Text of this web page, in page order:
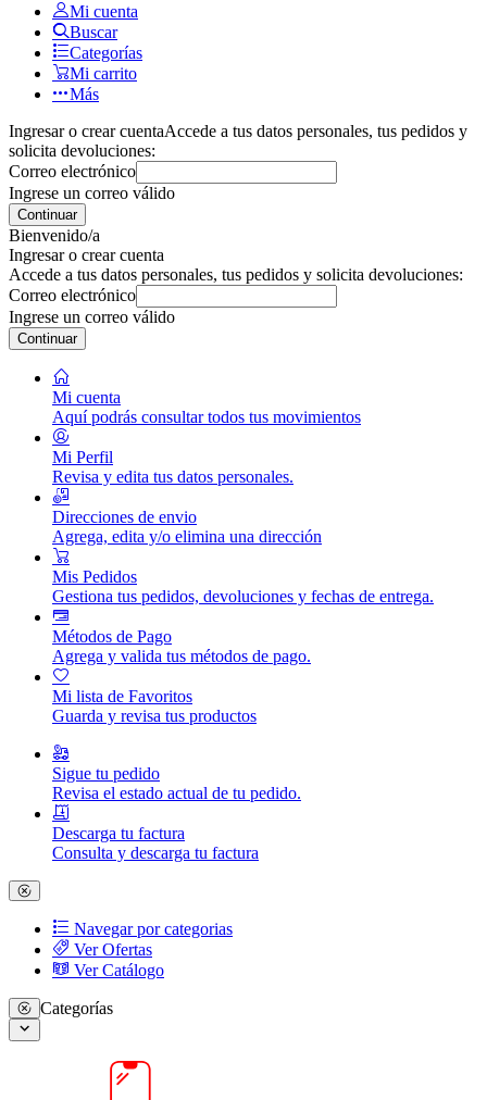
Mi cuenta
Buscar
Categorías
Mi carrito
Más
Ingresar o crear cuentaAccede a tus datos personales, tus pedidos y
solicita devoluciones:
Correo electrónico
Ingrese un correo válido
Continuar
Bienvenido/a
Ingresar o crear cuenta
Accede a tus datos personales, tus pedidos y solicita devoluciones:
Correo electrónico
Ingrese un correo válido
Continuar
Mi cuenta
Aquí podrás consultar todos tus movimientos
Mi Perfil
Revisa y edita tus datos personales.
Direcciones de envio
Agrega, edita y/o elimina una dirección
Mis Pedidos
Gestiona tus pedidos, devoluciones y fechas de entrega.
Métodos de Pago
Agrega y valida tus métodos de pago.
Mi lista de Favoritos
Guarda y revisa tus productos
Sigue tu pedido
Revisa el estado actual de tu pedido.
Descarga tu factura
Consulta y descarga tu factura
Navegar por categorias
Ver Ofertas
Ver Catálogo
Categorías